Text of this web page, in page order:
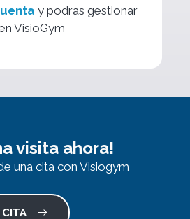
y podras gestionar
VisioGym
visita ahora!
una cita con Visiogym
CITA